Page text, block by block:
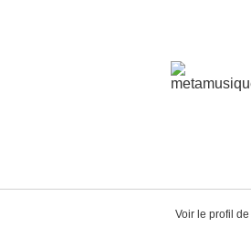
Voir le profil de